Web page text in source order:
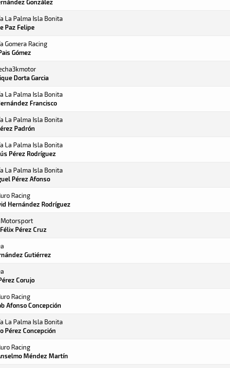
González
La Palma Isla Bonita
Paz Felipe
Gomera Racing
Gómez
DortaGarcia
La Palma Isla Bonita
Francisco
La Palma Isla Bonita
Padrón
La Palma Isla Bonita
Pérez Rodríguez
La Palma Isla Bonita
Pérez Afonso
Racing
Hernández Rodríguez
Motorsport
Pérez Cruz
Gutiérrez
Corujo
Racing
Afonso Concepción
La Palma Isla Bonita
Pérez Concepción
Racing
MéndezMartín